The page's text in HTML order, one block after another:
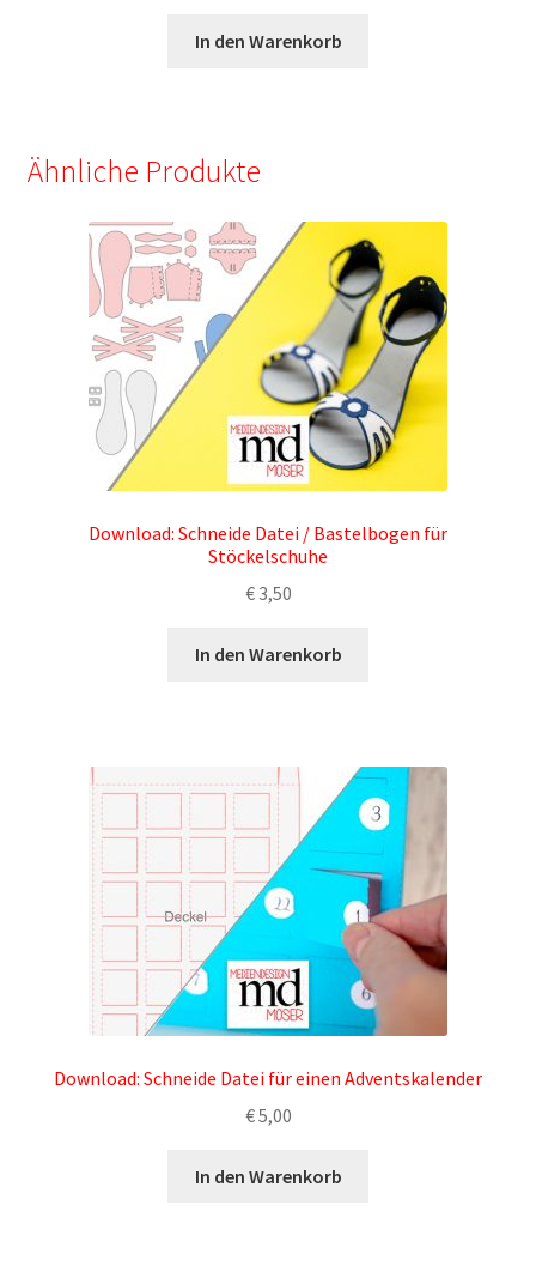
In den Warenkorb
Ähnliche Produkte
Download: Schneide Datei / Bastelbogen für
Stöckelschuhe
€3,50
In den Warenkorb
Download: Schneide Datei für einen Adventskalender
€5,00
In den Warenkorb